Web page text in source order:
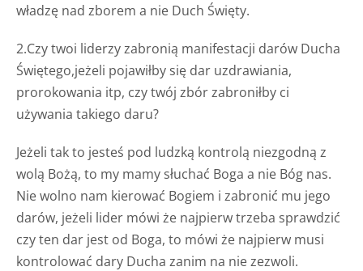
władzę nad zborem a nie Duch Święty.
2.Czy twoi liderzy zabronią manifestacji darów Ducha
Świętego,jeżeli pojawiłby się dar uzdrawiania,
prorokowania itp, czy twój zbór zabroniłby ci
używania takiego daru?
Jeżeli tak to jesteś pod ludzką kontrolą niezgodną z
wolą Bożą, to my mamy słuchać Boga a nie Bóg nas.
Nie wolno nam kierować Bogiem i zabronić mu jego
darów, jeżeli lider mówi że najpierw trzeba sprawdzić
czy ten dar jest od Boga, to mówi że najpierw musi
kontrolować dary Ducha zanim na nie zezwoli.